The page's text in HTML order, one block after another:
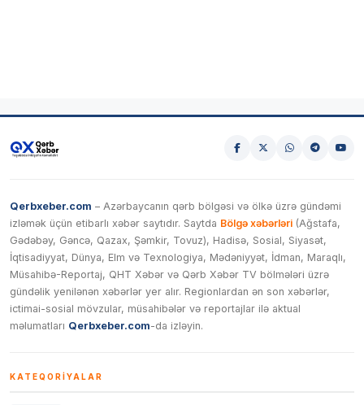
Qerbxeber.com – Azərbaycanın qərb bölgəsi və ölkə üzrə gündəmi
izləmək üçün etibarlı xəbər saytıdır. Saytda Bölgə xəbərləri (Ağstafa,
Gədəbəy, Gəncə, Qazax, Şəmkir, Tovuz), Hadisə, Sosial, Siyasət,
İqtisadiyyat, Dünya, Elm və Texnologiya, Mədəniyyət, İdman, Maraqlı,
Müsahibə-Reportaj, QHT Xəbər və Qərb Xəbər TV bölmələri üzrə
gündəlik yenilənən xəbərlər yer alır. Regionlardan ən son xəbərlər,
ictimai-sosial mövzular, müsahibələr və reportajlar ilə aktual
məlumatları Qerbxeber.com-da izləyin.
KATEQORIYALAR